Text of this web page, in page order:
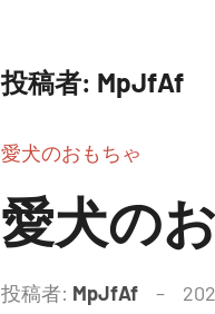
投稿者: MpJfAf
愛犬のおもちゃ
愛犬の
投稿者: MpJfAf